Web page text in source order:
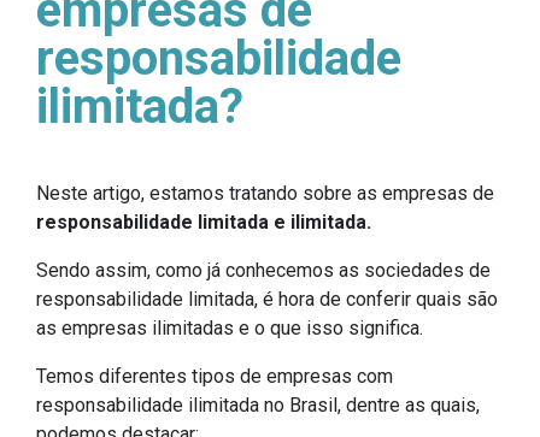
responsabilidade
ilimitada?
Neste artigo, estamos tratando sobre as empresas de
responsabilidade limitada e ilimitada.
Sendo assim, como já conhecemos as sociedades de
responsabilidade limitada, é hora de conferir quais são
as empresas ilimitadas e o que isso significa.
Temos diferentes tipos de empresas com
responsabilidade ilimitada no Brasil, dentre as quais,